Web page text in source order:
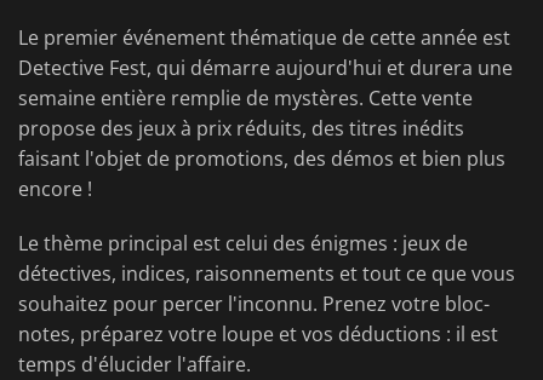
Le premier événement thématique de cette année est
Detective Fest, qui démarre aujourd'hui et durera une
semaine entière remplie de mystères. Cette vente
propose des jeux à prix réduits, des titres inédits
faisant l'objet de promotions, des démos et bien plus
encore !
Le thème principal est celui des énigmes : jeux de
détectives, indices, raisonnements et tout ce que vous
souhaitez pour percer l'inconnu. Prenez votre bloc-
notes, préparez votre loupe et vos déductions : il est
temps d'élucider l'affaire.